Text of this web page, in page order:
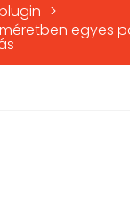
>
méretben egyes